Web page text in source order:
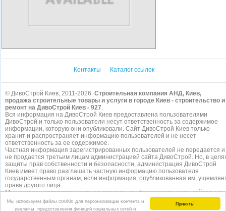
Принять!
Мы используем файлы cookie для персонализации контента и
рекламы, предоставления функций социальных сетей и
Контакты Каталог ссылок
© ДивоСтрой Киев, 2011-2026. Строительная компания АНД, Киев,
продажа строительные товары и услуги в городе Киев - строительство и
ремонт на ДивоСтрой Киев - 927.
Вся информация на ДивоСтрой Киев предоставлена пользователями
ДивоСтрой и только пользователи несут ответственность за содержимое
информации, которую они опубликовали. Сайт ДивоСтрой Киев только
хранит и распространяет информацию пользователей и не несет
ответственность за ее содержимое.
Частная информация зарегистрированных пользователей не передается и
не продается третьим лицам администрацией сайта ДивоСтрой. Но, в
защиты прав собственности и безопасности, администрация ДивоСтрой
Киев имеет право разглашать частную информацию пользователя
государственным органам, если информация, опубликованная им,
права другого лица.
Мы не несем ответственности за правила конфиденциальности сайтов, на
которые ссылается ДивоСтрой. На некоторых страницах нашегосайта
представлена реклама Google Adsense Advertising Network. Чтобы узнать